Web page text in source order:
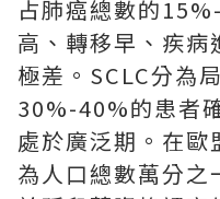
占肺癌總數的
高、轉移早、疾病
極差。SCLC分為
30%-40%的患者
處於廣泛期。在歐
為人口總數萬分之